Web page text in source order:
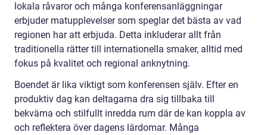
lokala råvaror och många konferensanläggningar
erbjuder matupplevelser som speglar det bästa av vad
regionen har att erbjuda. Detta inkluderar allt från
traditionella rätter till internationella smaker, alltid med
fokus på kvalitet och regional anknytning.
Boendet är lika viktigt som konferensen själv. Efter en
produktiv dag kan deltagarna dra sig tillbaka till
bekväma och stilfullt inredda rum där de kan koppla av
och reflektera över dagens lärdomar. Många